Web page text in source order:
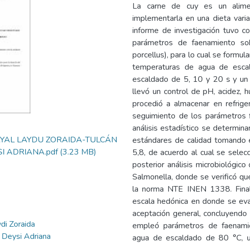
LAYDU ZORAIDA-TULCÁN
ADRIANA.pdf(3.23 MB)
Zoraida
Deysi Adriana
La carne de cuy es un
implementarla en una dieta
informe de investigación tuvo
parámetros de faenamiento
porcellus), para lo cual se
temperaturas de agua de
escaldado de 5, 10 y 20 s y
llevó un control de pH, acidez,
procedió a almacenar en
seguimiento de los parámetros
análisis estadístico se
estándares de calidad
5,8, de acuerdo al cual se
posterior análisis microbiológico
Salmonella, donde se verificó
la norma NTE INEN 1338.
escala hedónica en donde se
aceptación general,
empleó parámetros de
agua de escaldado de 80